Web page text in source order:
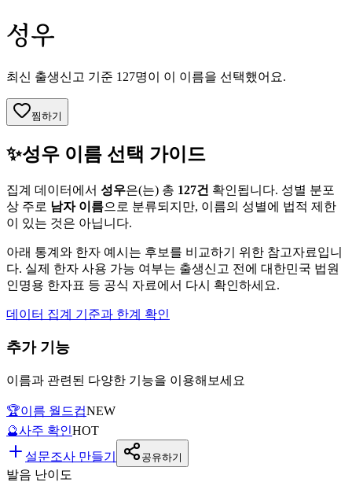
성우
최신 출생신고 기준 127명이 이 이름을 선택했어요.
찜하기
✨성우 이름 선택 가이드
집계 데이터에서 성우은(는) 총 127건 확인됩니다. 성별 분포
상 주로 남자이름으로 분류되지만, 이름의 성별에 법적 제한
이 있는 것은 아닙니다.
아래 통계와 한자 예시는 후보를 비교하기 위한 참고자료입니
다. 실제 한자 사용 가능 여부는 출생신고 전에 대한민국 법원
인명용 한자표 등 공식 자료에서 다시 확인하세요.
데이터 집계 기준과 한계 확인
추가 기능
이름과 관련된 다양한 기능을 이용해보세요
🏆이름 월드컵NEW
🔮사주 확인HOT
설문조사 만들기
공유하기
발음 난이도